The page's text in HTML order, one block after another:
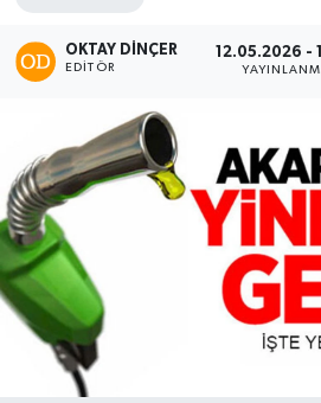
OKTAY DİNÇER
EDITÖR
12.05.2026 -